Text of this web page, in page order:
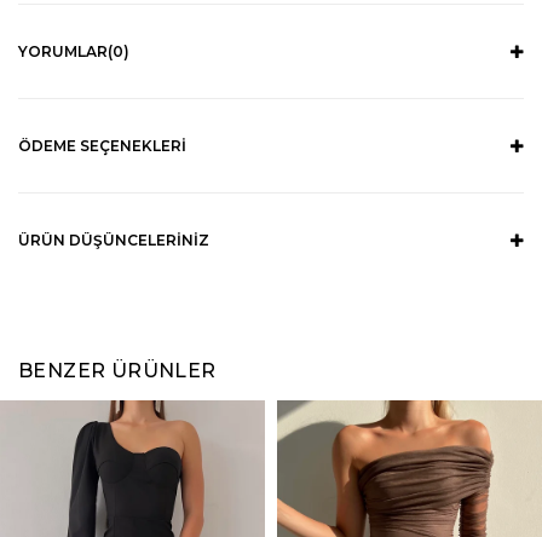
YORUMLAR(0)
ÖDEME SEÇENEKLERI
ÜRÜN DÜŞÜNCELERINIZ
BENZER ÜRÜNLER